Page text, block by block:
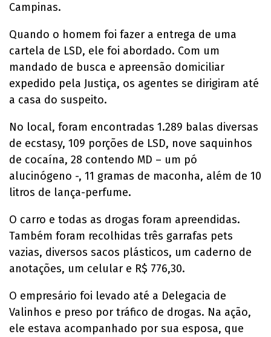
Campinas.
Quando o homem foi fazer a entrega de uma
cartela de LSD, ele foi abordado. Com um
mandado de busca e apreensão domiciliar
expedido pela Justiça, os agentes se dirigiram até
a casa do suspeito.
No local, foram encontradas 1.289 balas diversas
de ecstasy, 109 porções de LSD, nove saquinhos
de cocaína, 28 contendo MD – um pó
alucinógeno -, 11 gramas de maconha, além de 10
litros de lança-perfume.
O carro e todas as drogas foram apreendidas.
Também foram recolhidas três garrafas pets
vazias, diversos sacos plásticos, um caderno de
anotações, um celular e R$ 776,30.
O empresário foi levado até a Delegacia de
Valinhos e preso por tráfico de drogas. Na ação,
ele estava acompanhado por sua esposa, que